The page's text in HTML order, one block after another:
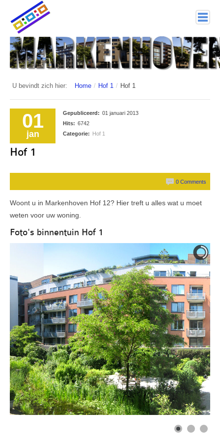
home
Markenhoven
Documenten
Veiligheid (mijn buurt van politie.nl)
Nieuwsbrieven
Bestuur en Commissies
Hof 2
Bestuur en informatie
Stadsvilla A
Stadsvilla B
Stadsvilla C
Stadsvilla D
Documenten
Parkeergarage
U bevindt zich hier: Home / Hof 1 / Hof 1
01
jan
Gepubliceerd: 01 januari 2013
Hits: 6742
Categorie: Hof 1
Hof 1
0 Comments
Woont u in Markenhoven Hof 12? Hier treft u alles wat u moet
weten voor uw woning.
Foto's binnentuin Hof 1